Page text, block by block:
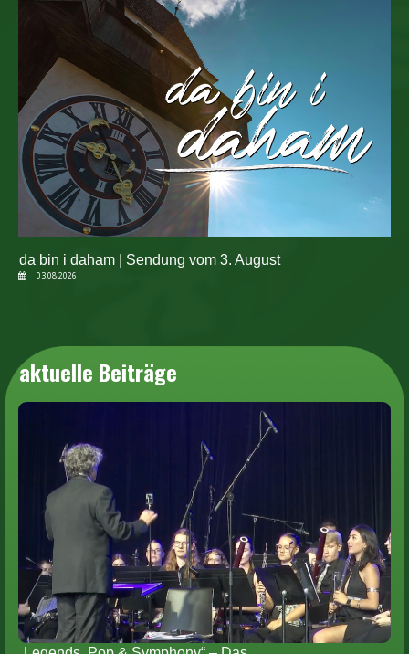
da bin i daham | Sendung vom 3. August
03.08.2026
aktuelle Beiträge